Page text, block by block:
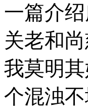
一篇介
关老和
我莫明
个混浊